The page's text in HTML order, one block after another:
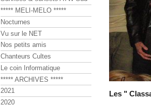
Les "
***** MELI-MELO *****
Nocturnes
Vu sur le NET
Nos petits amis
Chanteurs Cultes
Le coin Informatique
***** ARCHIVES *****
2021
2020